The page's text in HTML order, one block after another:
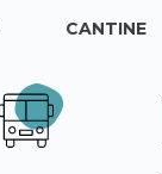
CANTINE